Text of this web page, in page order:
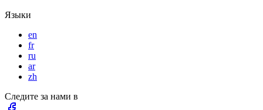
Языки
en
fr
ru
ar
zh
Следите за нами в